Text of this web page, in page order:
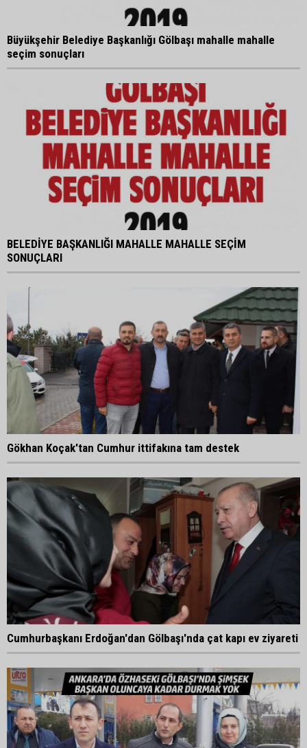
Büyükşehir Belediye Başkanlığı Gölbaşı mahalle mahalle
seçim sonuçları
BELEDİYE BAŞKANLIĞI MAHALLE MAHALLE SEÇİM
SONUÇLARI
Gökhan Koçak'tan Cumhur ittifakına tam destek
Cumhurbaşkanı Erdoğan'dan Gölbaşı'nda çat kapı ev ziyareti